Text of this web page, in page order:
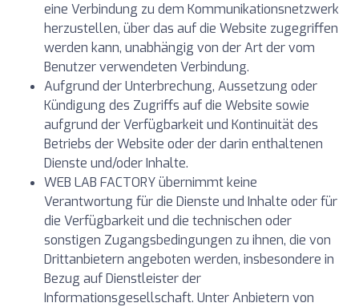
eine Verbindung zu dem Kommunikationsnetzwerk
herzustellen, über das auf die Website zugegriffen
werden kann, unabhängig von der Art der vom
Benutzer verwendeten Verbindung.
Aufgrund der Unterbrechung, Aussetzung oder
Kündigung des Zugriffs auf die Website sowie
aufgrund der Verfügbarkeit und Kontinuität des
Betriebs der Website oder der darin enthaltenen
Dienste und/oder Inhalte.
WEB LAB FACTORY übernimmt keine
Verantwortung für die Dienste und Inhalte oder für
die Verfügbarkeit und die technischen oder
sonstigen Zugangsbedingungen zu ihnen, die von
Drittanbietern angeboten werden, insbesondere in
Bezug auf Dienstleister der
Informationsgesellschaft. Unter Anbietern von